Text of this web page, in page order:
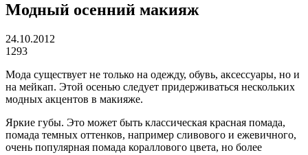
Модный осенний макияж
24.10.2012
1293
Мода существует не только на одежду, обувь, аксессуары, но и
на мейкап. Этой осенью следует придерживаться нескольких
модных акцентов в макияже.
Яркие губы. Это может быть классическая красная помада,
помада темных оттенков, например сливового и ежевичного,
очень популярная помада кораллового цвета, но более